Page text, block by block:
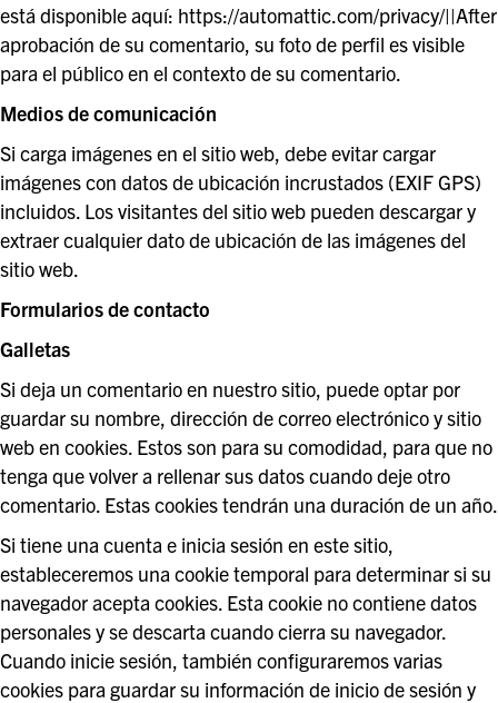
está disponible aquí: https://automattic.com/privacy/||After
aprobación de su comentario, su foto de perfil es visible
para el público en el contexto de su comentario.
Medios de comunicación
Si carga imágenes en el sitio web, debe evitar cargar
imágenes con datos de ubicación incrustados (EXIF GPS)
incluidos. Los visitantes del sitio web pueden descargar y
extraer cualquier dato de ubicación de las imágenes del
sitio web.
Formularios de contacto
Galletas
Si deja un comentario en nuestro sitio, puede optar por
guardar su nombre, dirección de correo electrónico y sitio
web en cookies. Estos son para su comodidad, para que no
tenga que volver a rellenar sus datos cuando deje otro
comentario. Estas cookies tendrán una duración de un año.
Si tiene una cuenta e inicia sesión en este sitio,
estableceremos una cookie temporal para determinar si su
navegador acepta cookies. Esta cookie no contiene datos
personales y se descarta cuando cierra su navegador.
Cuando inicie sesión, también configuraremos varias
cookies para guardar su información de inicio de sesión y